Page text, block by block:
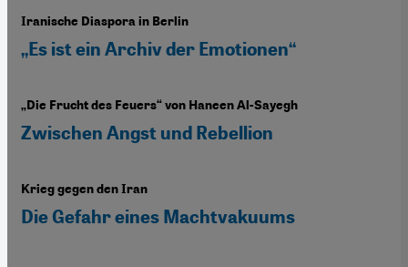
Iranische Diaspora in Berlin
„Es ist ein Archiv der Emotionen“
„Die Frucht des Feuers“ von Haneen Al-Sayegh
Zwischen Angst und Rebellion
Krieg gegen den Iran
Die Gefahr eines Machtvakuums